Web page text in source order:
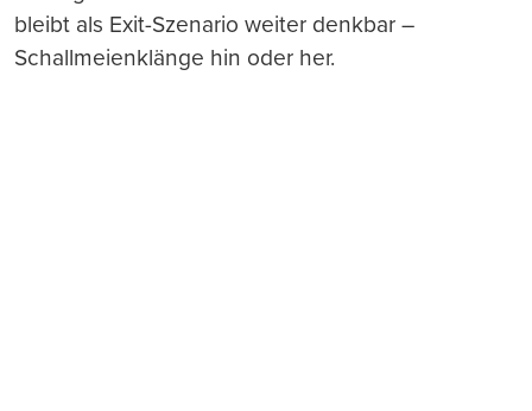
bleibt als Exit-Szenario weiter denkbar –
Schallmeienklänge hin oder her.